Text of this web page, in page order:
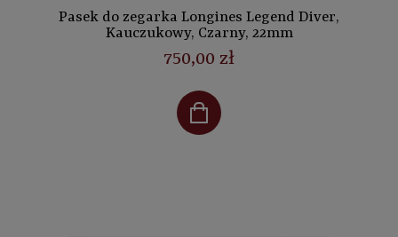
Pasek do zegarka Longines Legend Diver,
Kauczukowy, Czarny, 22mm
750,00 zł